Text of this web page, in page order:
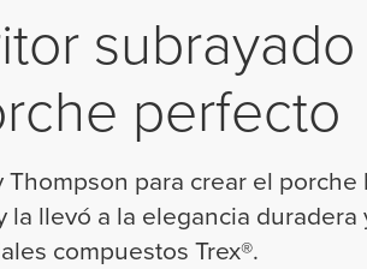
perfecto
para crear el
llevó a la elegancia duradera
compuestos Trex®.